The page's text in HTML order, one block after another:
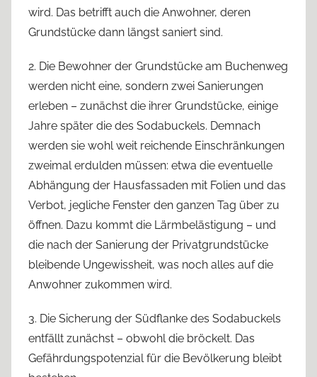
wird. Das betrifft auch die Anwohner, deren
Grundstücke dann längst saniert sind.
2. Die Bewohner der Grundstücke am Buchenweg
werden nicht eine, sondern zwei Sanierungen
erleben – zunächst die ihrer Grundstücke, einige
Jahre später die des Sodabuckels. Demnach
werden sie wohl weit reichende Einschränkungen
zweimal erdulden müssen: etwa die eventuelle
Abhängung der Hausfassaden mit Folien und das
Verbot, jegliche Fenster den ganzen Tag über zu
öffnen. Dazu kommt die Lärmbelästigung – und
die nach der Sanierung der Privatgrundstücke
bleibende Ungewissheit, was noch alles auf die
Anwohner zukommen wird.
3. Die Sicherung der Südflanke des Sodabuckels
entfällt zunächst – obwohl die bröckelt. Das
Gefährdungspotenzial für die Bevölkerung bleibt